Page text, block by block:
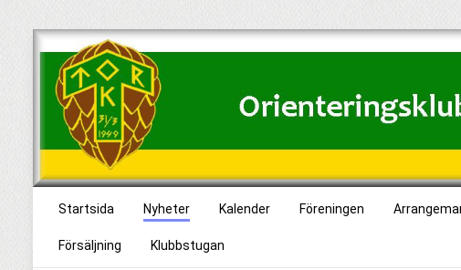
Startsida Nyheter Kalender Föreningen
Försäljning Klubbstugan